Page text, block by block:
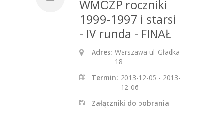
WMOZP roczniki
1999-1997 i starsi
- IV runda - FINAŁ
Adres: Warszawa ul. Gładka
18
Termin: 2013-12-05 - 2013-
12-06
Załączniki do pobrania: